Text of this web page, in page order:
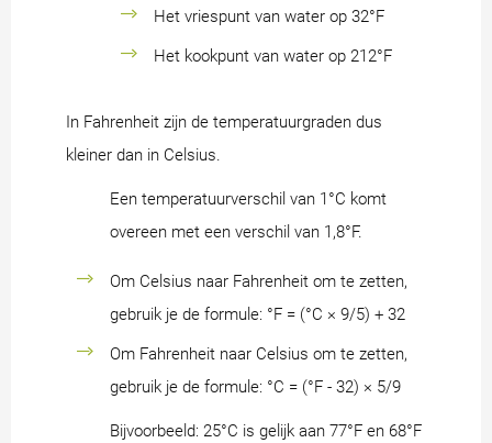
Het vriespunt van water op 32°F
Het kookpunt van water op 212°F
In Fahrenheit zijn de temperatuurgraden dus
kleiner dan in Celsius.
Een temperatuurverschil van 1°C komt
overeen met een verschil van 1,8°F.
Om Celsius naar Fahrenheit om te zetten,
gebruik je de formule: °F = (°C × 9/5) + 32
Om Fahrenheit naar Celsius om te zetten,
gebruik je de formule: °C = (°F - 32) × 5/9
Bijvoorbeeld: 25°C is gelijk aan 77°F en 68°F